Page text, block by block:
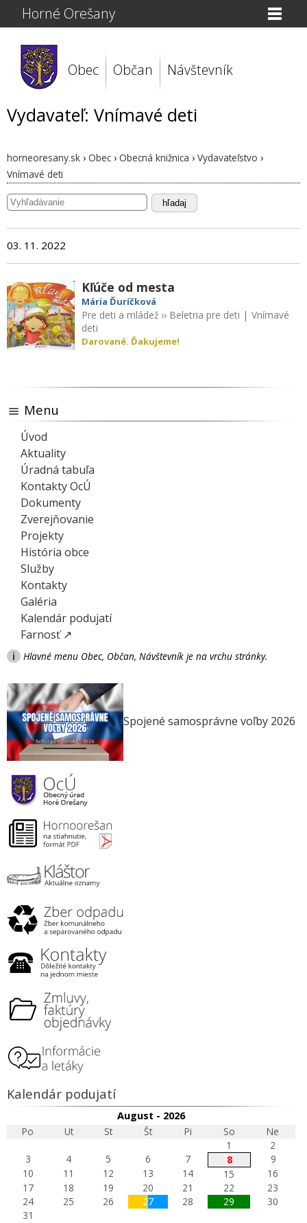
Horné Orešany
Obec Občan Návštevník
Vydavateľ: Vnímavé deti
horneoresany.sk › Obec › Obecná knižnica › Vydavateľstvo ›
Vnímavé deti
hľadaj
03. 11. 2022
Kľúče od mesta
Mária Ďuríčková
Pre deti a mládež ›› Beletria pre deti |Vnímavé
deti
Darované. Ďakujeme!
Menu
Úvod
Aktuality
Úradná tabuľa
Kontakty OcÚ
Dokumenty
Zverejňovanie
Projekty
História obce
Služby
Kontakty
Galéria
Kalendár podujatí
Farnosť ↗
i Hlavné menu Obec, Občan, Návštevník je na vrchu stránky.
Spojené samosprávne voľby 2026
Kalendár podujatí
August - 2026
Po
Ut St Št Pi So
Ne
1
2
3
4 5 6 7 8
9
10
11 12 13 14 15
16
17
18 19 20 21 22
23
24
25 26 27 28 29
30
31